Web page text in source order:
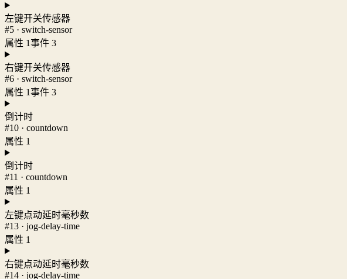
左键开关传感器
#5 · switch-sensor
属性 1事件 3
右键开关传感器
#6 · switch-sensor
属性 1事件 3
倒计时
#10 · countdown
属性 1
倒计时
#11 · countdown
属性 1
左键点动延时毫秒数
#13 · jog-delay-time
属性 1
右键点动延时毫秒数
#14 · jog-delay-time